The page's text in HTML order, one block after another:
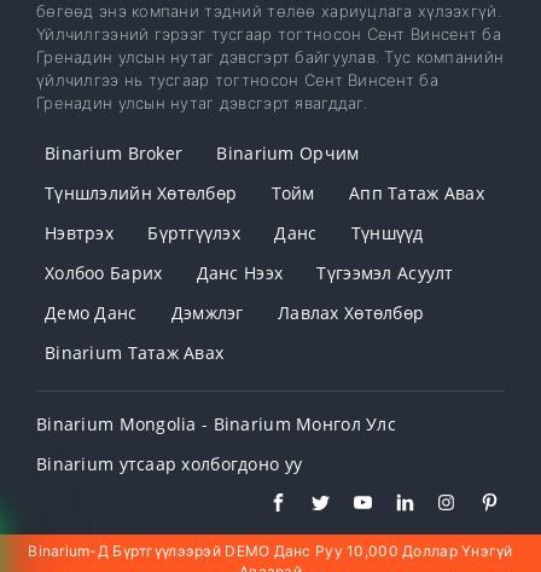
бөгөөд энэ компани тэдний төлөө хариуцлага хүлээхгүй.
Үйлчилгээний гэрээг тусгаар тогтносон Сент Винсент ба
Гренадин улсын нутаг дэвсгэрт байгуулав. Тус компанийн
үйлчилгээ нь тусгаар тогтносон Сент Винсент ба
Гренадин улсын нутаг дэвсгэрт явагддаг.
Binarium Broker
Binarium Орчим
Түншлэлийн Хөтөлбөр
Тойм
Апп Татаж Авах
Нэвтрэх
Бүртгүүлэх Данс
Түншүүд
Холбоо Барих
Данс Нээх
Түгээмэл Асуулт
Демо Данс
Дэмжлэг
Лавлах Хөтөлбөр
Binarium Татаж Авах
Binarium Mongolia - Binarium Монгол Улс
Binarium утсаар холбогдоно уу
Binarium-Д Бүртгүүлээрэй DEMO Данс Руу 10,000 Доллар Үнэгүй